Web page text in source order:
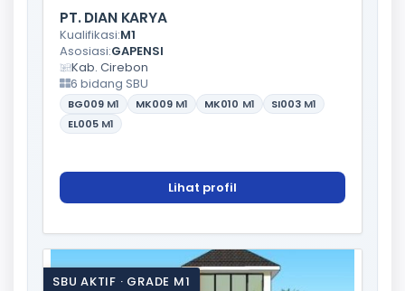
PT. DIAN KARYA
Kualifikasi:M1
Asosiasi:GAPENSI
Kab. Cirebon
6 bidang SBU
BG009 M1 MK009 M1 MK010 M1 SI003 M1
EL005 M1
Lihat profil
SBU AKTIF · GRADE M1